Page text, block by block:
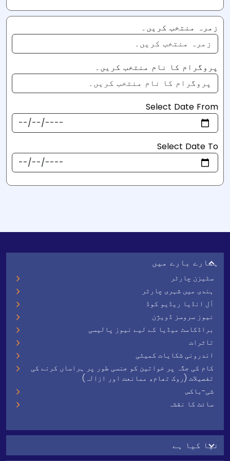
زمرہ منتخب کریں۔
پروگرام کا نام منتخب کریں۔
Select Date From
Select Date To
ہمارے بارے میں
سٹیزن چارٹر
ہندی میں شہری چارٹر
آل انڈیا ریڈیو کوڈ
نیوز سروسز ڈویژن
براڈکاسٹ میڈیا کے لیے نیوز پالیسی
تاثرات
اندرونی شکایات کمیٹی
کام کی جگہ پر خواتین کو جنسی طور پر ہراساں کرنے کی
تفصیلات (روک تھام، ممانعت اور ازالہ)
شی-باکس
سائٹ کا نقشہ
نیا کیا ہے